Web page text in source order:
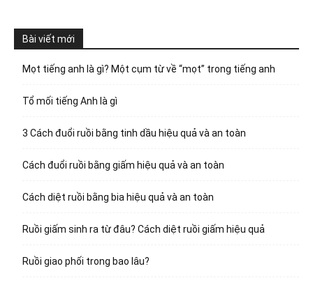
Bài viết mới
Mọt tiếng anh là gì? Một cụm từ về “mọt” trong tiếng anh
Tổ mối tiếng Anh là gì
3 Cách đuổi ruồi bằng tinh dầu hiệu quả và an toàn
Cách đuổi ruồi bằng giấm hiệu quả và an toàn
Cách diệt ruồi bằng bia hiệu quả và an toàn
Ruồi giấm sinh ra từ đâu? Cách diệt ruồi giấm hiệu quả
Ruồi giao phối trong bao lâu?